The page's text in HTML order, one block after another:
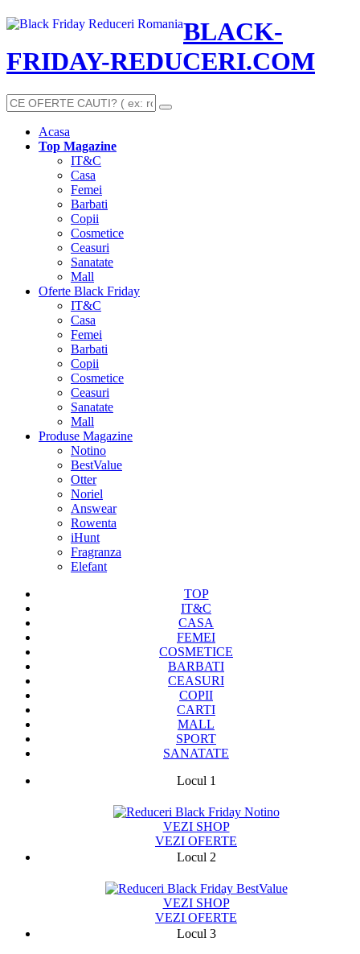
BLACK-
FRIDAY-REDUCERI.COM
Acasa
Top Magazine
IT&C
Casa
Femei
Barbati
Copii
Cosmetice
Ceasuri
Sanatate
Mall
Oferte Black Friday
IT&C
Casa
Femei
Barbati
Copii
Cosmetice
Ceasuri
Sanatate
Mall
Produse Magazine
Notino
BestValue
Otter
Noriel
Answear
Rowenta
iHunt
Fragranza
Elefant
TOP
IT&C
CASA
FEMEI
COSMETICE
BARBATI
CEASURI
COPII
CARTI
MALL
SPORT
SANATATE
Locul 1
VEZI SHOP
VEZI OFERTE
Locul 2
VEZI SHOP
VEZI OFERTE
Locul 3